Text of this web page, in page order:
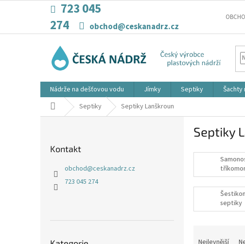
723 045
274
obchod@ceskanadrz.cz
Nádrže na dešťovou vodu Jímky Septiky Šachty
Domů Septiky Septiky Lanškroun
Kontakt
obchod@ceskanadrz.cz
723 045 274
Septiky
septiky
septiky
Nejlevnější